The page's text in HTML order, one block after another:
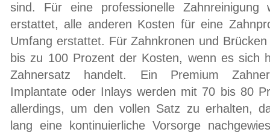
sind. Für eine professionelle Zahnreinigung
erstattet, alle anderen Kosten für eine
Umfang erstattet. Für Zahnkronen und
bis zu 100 Prozent der Kosten, wenn es sich
Zahnersatz handelt. Ein Premium
Implantate oder Inlays werden mit 70 bis 80
allerdings, um den vollen Satz zu erhalten,
lang eine kontinuierliche Vorsorge